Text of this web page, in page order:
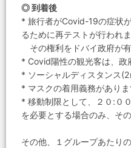
◎ 到着後
* 旅行者がCovid-19の症状
るために再テストが行われま
その権利をドバイ政府が有
* Covid陽性の観光客は、政
* ソーシャルディスタンス
* マスクの着用義務があり
* 移動制限として、２０:０
を必要とする場合のみ、そ
その他、１グループあたり